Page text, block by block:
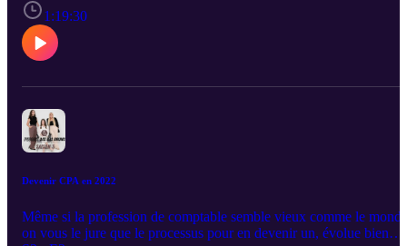
1:19:30
Devenir CPA en 2022
Même si la profession de comptable semble vieux comme le
on vous le jure que le processus pour en devenir un, évolue bien